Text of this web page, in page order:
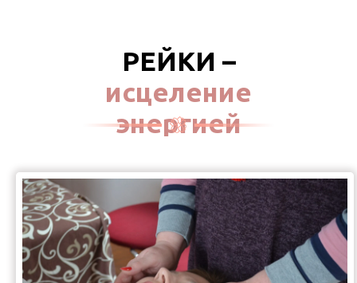
РЕЙКИ –
исцеление
энергией